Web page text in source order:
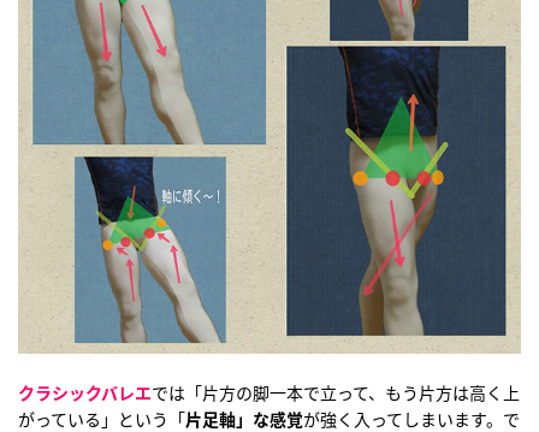
クラシックバレエでは「片方の脚一本で立って、もう片方は高く上
がっている」という「片足軸」な感覚が強く入ってしまいます。で